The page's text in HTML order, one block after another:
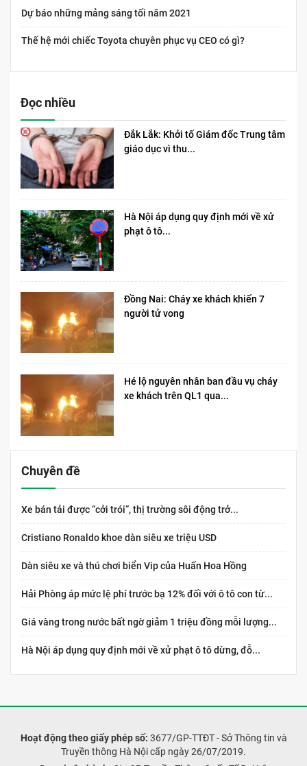
Dự báo những mảng sáng tối năm 2021
Thế hệ mới chiếc Toyota chuyên phục vụ CEO có gì?
Đọc nhiều
Đắk Lắk: Khởi tố Giám đốc Trung tâm
giáo dục vì thu...
Hà Nội áp dụng quy định mới về xử
phạt ô tô...
Đồng Nai: Cháy xe khách khiến 7
người tử vong​
Hé lộ nguyên nhân ban đầu vụ cháy
xe khách trên QL1 qua...
Chuyên đề
Xe bán tải được “cởi trói”, thị trường sôi động trở...
Cristiano Ronaldo khoe dàn siêu xe triệu USD
Dàn siêu xe và thú chơi biển Vip của Huấn Hoa Hồng
Hải Phòng áp mức lệ phí trước bạ 12% đối với ô tô con từ...
Giá vàng trong nước bất ngờ giảm 1 triệu đồng mỗi lượng...
Hà Nội áp dụng quy định mới về xử phạt ô tô dừng, đỗ...
Hoạt động theo giấy phép số: 3677/GP-TTĐT - Sở Thông tin và
Truyền thông Hà Nội cấp ngày 26/07/2019.